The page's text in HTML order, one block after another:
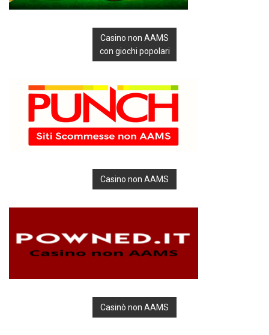
Casino non AAMS
con giochi popolari
Casino non AAMS
Casinò non AAMS